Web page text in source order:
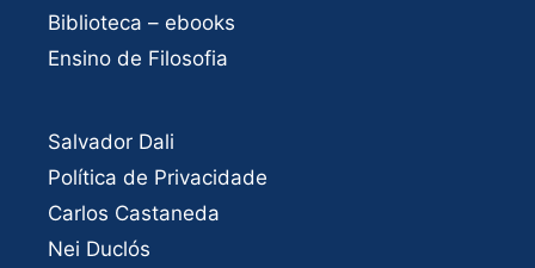
Biblioteca – ebooks
Ensino de Filosofia
Salvador Dali
Política de Privacidade
Carlos Castaneda
Nei Duclós